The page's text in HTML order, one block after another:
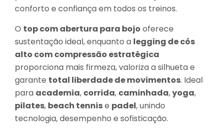
conforto e confiança em todos os treinos.
O top com abertura para bojo oferece
sustentação ideal, enquanto a legging de cós
alto com compressão estratégica
proporciona mais firmeza, valoriza a silhueta e
garante total liberdade de movimentos. Ideal
para academia, corrida, caminhada,yoga,
pilates, beach tennise padel, unindo
tecnologia, desempenho e sofisticação.